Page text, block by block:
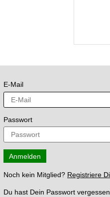
E-Mail
Passwort
Anmelden
Noch kein Mitglied? Registriere
Du hast Dein Passwort